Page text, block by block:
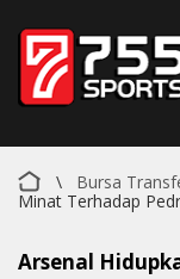
\ Bursa
Minat Terhadap
Arsenal